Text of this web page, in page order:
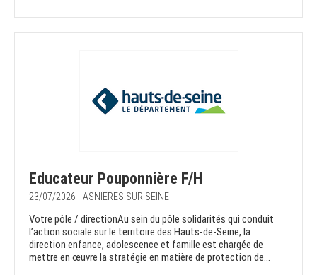
Educateur Pouponnière F/H
23/07/2026 - ASNIERES SUR SEINE
Votre pôle / directionAu sein du pôle solidarités qui conduit
l’action sociale sur le territoire des Hauts-de-Seine, la
direction enfance, adolescence et famille est chargée de
mettre en œuvre la stratégie en matière de protection de...